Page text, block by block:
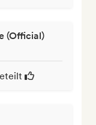
(Official)